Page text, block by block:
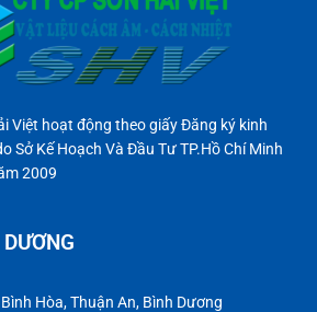
Việt hoạt động theo giấy Đăng ký kinh
Sở Kế Hoạch Và Đầu Tư TP.Hồ Chí Minh
2009
Hòa, Thuận An, Bình Dương